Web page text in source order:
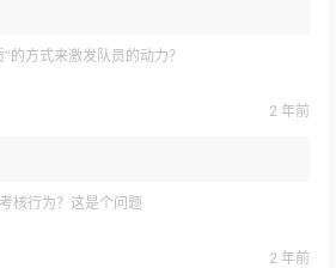
的方式来激发队员的动力？
2 年前
核行为？这是个问题
2 年前